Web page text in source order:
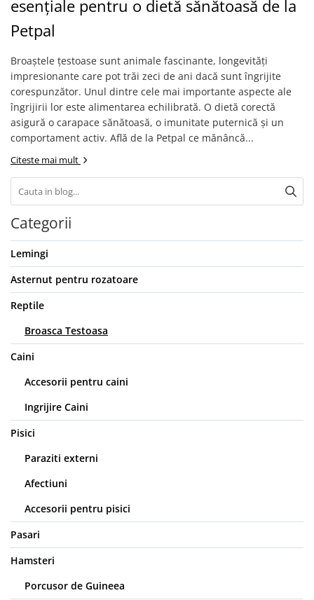
Piele Presată
Proteice
Semi-umede
Pernuțe
Îngrijire Câini
Covorașe Igienice Câini
Igienă Câini
Șampoane Câini
Antiparazitare Câini
Vitamine Câini
Perii & Piepteni
Accesorii Câini
Culcușuri & Saltele Câini
Castroane și Adapatori
Cuști și Genți
Zgărzi, Lese & Hamuri
Jucării Câini
Haine Câini
Hrană Uscată Pisică
Pisică Junior
Pisică Adult
Hrană Umedă Pisică
Pisică Junior
Pisică Senior
Diete Veterinare Pisică
Uscată
esențiale pentru o dietă sănătoasă de la
Petpal
Broaștele țestoase sunt animale fascinante, longevități
impresionante care pot trăi zeci de ani dacă sunt îngrijite
corespunzător. Unul dintre cele mai importante aspecte ale
îngrijirii lor este alimentarea echilibrată. O dietă corectă
asigură o carapace sănătoasă, o imunitate puternică și un
comportament activ. Află de la Petpal ce mănâncă...
Citeste mai mult
Categorii
Lemingi
Asternut pentru rozatoare
Reptile
Broasca Testoasa
Caini
Accesorii pentru caini
Ingrijire Caini
Pisici
Paraziti externi
Afectiuni
Accesorii pentru pisici
Pasari
Hamsteri
Porcusor de Guineea